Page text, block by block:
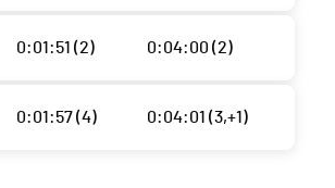
0:01:51 (2) 0:04:00 (2)
0:01:57 (4) 0:04:01 (3,+1)